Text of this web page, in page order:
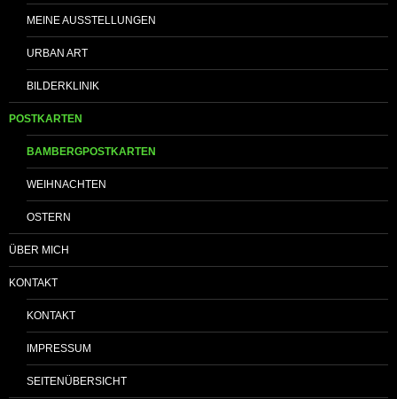
MEINE AUSSTELLUNGEN
URBAN ART
BILDERKLINIK
POSTKARTEN
BAMBERGPOSTKARTEN
WEIHNACHTEN
OSTERN
ÜBER MICH
KONTAKT
KONTAKT
IMPRESSUM
SEITENÜBERSICHT